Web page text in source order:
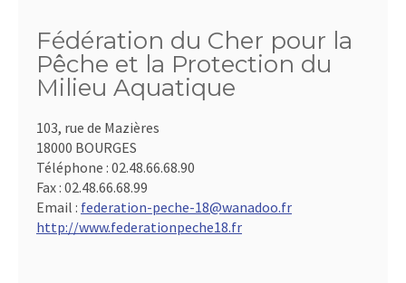
Fédération du Cher pour la
Pêche et la Protection du
Milieu Aquatique
103, rue de Mazières
18000 BOURGES
Téléphone : 02.48.66.68.90
Fax : 02.48.66.68.99
Email : federation-peche-18@wanadoo.fr
http://www.federationpeche18.fr